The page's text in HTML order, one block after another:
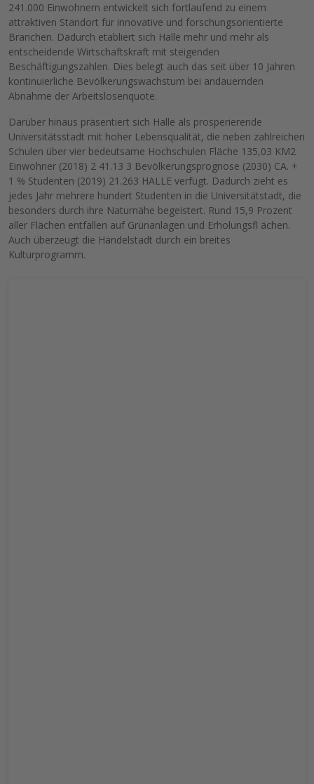
241.000 Einwohnern entwickelt sich fortlaufend zu einem
attraktiven Standort für innovative und forschungsorientierte
Branchen. Dadurch etabliert sich Halle mehr und mehr als
entscheidende Wirtschaftskraft mit steigenden
Beschäftigungszahlen. Dies belegt auch das seit über 10 Jahren
kontinuierliche Bevölkerungswachstum bei andauernden
Abnahme der Arbeitslosenquote.
Darüber hinaus präsentiert sich Halle als prosperierende
Universitätsstadt mit hoher Lebensqualität, die neben zahlreichen
Schulen über vier bedeutsame Hochschulen Fläche 135,03 KM2
Einwohner (2018) 2 41.13 3 Bevölkerungsprognose (2030) CA. +
1 % Studenten (2019) 21.263 HALLE verfügt. Dadurch zieht es
jedes Jahr mehrere hundert Studenten in die Universitätstadt, die
besonders durch ihre Naturnähe begeistert. Rund 15,9 Prozent
aller Flächen entfallen auf Grünanlagen und Erholungsfl ächen.
Auch überzeugt die Händelstadt durch ein breites
Kulturprogramm.